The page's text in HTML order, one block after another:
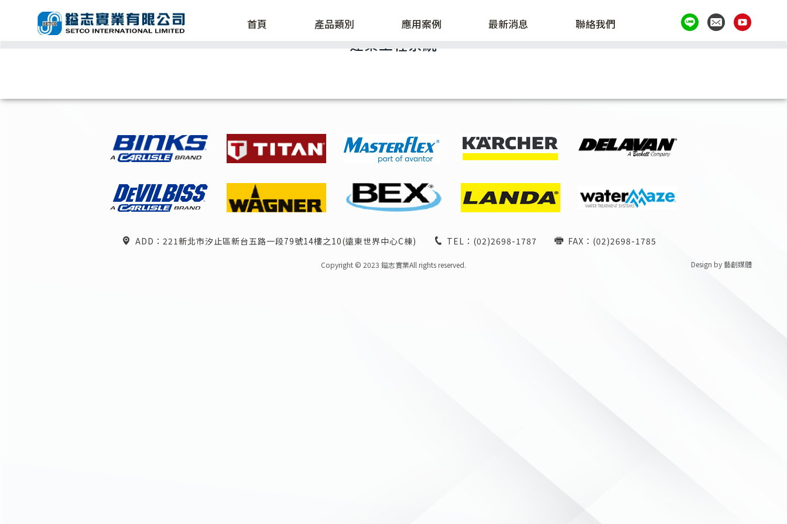
首頁 產品類別 應用案例 最新消息 聯絡我們
建築工程系統
ADD：221新北市汐止區新台五路一段79號14樓之10(遠東世界中心C棟) TEL： (02)2698-1787 FAX：(02)2698-1785
Copyright © 2023 鎰志實業All rights reserved. Design by 藝創媒體